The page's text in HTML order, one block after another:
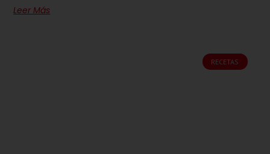
Leer Más
RECETAS